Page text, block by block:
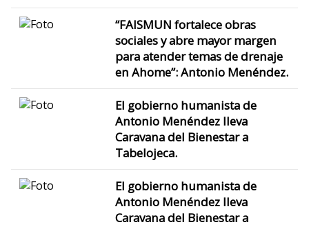
“FAISMUN fortalece obras
sociales y abre mayor margen
para atender temas de drenaje
en Ahome”: Antonio Menéndez.
El gobierno humanista de
Antonio Menéndez lleva
Caravana del Bienestar a
Tabelojeca.
El gobierno humanista de
Antonio Menéndez lleva
Caravana del Bienestar a